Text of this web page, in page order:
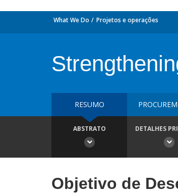
What We Do Projetos e operações
RESUMO
ABSTRATO DETALHES
Objetivo de